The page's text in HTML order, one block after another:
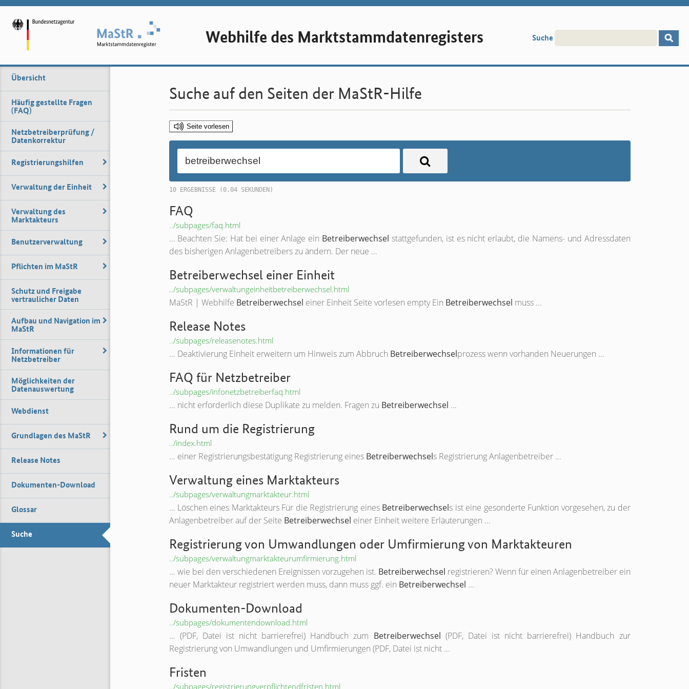
Webhilfe des Marktstammdaten­registers Suche
Übersicht
Häufig gestellte Fragen
(FAQ)
Netzbetreiberprüfung /
Datenkorrektur
Registrierungshilfen
Verwaltung der Einheit
Verwaltung des
Marktakteurs
Benutzerverwaltung
Pflichten im MaStR
Schutz und Freigabe
vertraulicher Daten
Aufbau und Navigation im
MaStR
Informationen für
Netzbetreiber
Möglichkeiten der
Datenauswertung
Webdienst
Grundlagen des MaStR
Release Notes
Dokumenten-Download
Glossar
Suche
Suche auf den Seiten der MaStR-Hilfe
Seite vorlesen
10 ERGEBNISSE (0.04 SEKUNDEN)
FAQ
../subpages/faq.html
... Beachten Sie: Hat bei einer Anlage ein Betreiberwechsel stattgefunden, ist es nicht erlaubt, die Namens- und Adressdaten
des bisherigen Anlagenbetreibers zu ändern. Der neue ...
Betreiberwechsel einer Einheit
../subpages/verwaltungeinheitbetreiberwechsel.html
MaStR | Webhilfe Betreiberwechsel einer Einheit Seite vorlesen empty Ein Betreiberwechsel muss ...
Release Notes
../subpages/releasenotes.html
... Deaktivierung Einheit erweitern um Hinweis zum Abbruch Betreiberwechselprozess wenn vorhanden Neuerungen ...
FAQ für Netzbetreiber
../subpages/infonetzbetreiberfaq.html
... nicht erforderlich diese Duplikate zu melden. Fragen zu Betreiberwechsel ...
Rund um die Registrierung
../index.html
... einer Registrierungsbestätigung Registrierung eines Betreiberwechsels Registrierung Anlagenbetreiber ...
Verwaltung eines Marktakteurs
../subpages/verwaltungmarktakteur.html
... Löschen eines Marktakteurs Für die Registrierung eines Betreiberwechsels ist eine gesonderte Funktion vorgesehen, zu der
Anlagenbetreiber auf der Seite Betreiberwechsel einer Einheit weitere Erläuterungen ...
Registrierung von Umwandlungen oder Umfirmierung von Marktakteuren
../subpages/verwaltungmarktakteurumfirmierung.html
... wie bei den verschiedenen Ereignissen vorzugehen ist. Betreiberwechsel registrieren? Wenn für einen Anlagenbetreiber ein
neuer Marktakteur registriert werden muss, dann muss ggf. ein Betreiberwechsel ...
Dokumenten-Download
../subpages/dokumentendownload.html
... (PDF, Datei ist nicht barrierefrei) Handbuch zum Betreiberwechsel (PDF, Datei ist nicht barrierefrei) Handbuch zur
Registrierung von Umwandlungen und Umfirmierungen (PDF, Datei ist nicht ...
Fristen
../subpages/registrierungverpflichtendfristen.html